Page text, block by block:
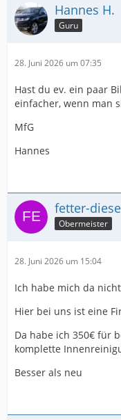
Hannes H.
Guru
28. Juni 2026 um 07:35
Hast du ev. ein paar
einfacher, wenn man
MfG
Hannes
fetter-
Obermeister
28. Juni 2026 um 15:04
Ich habe mich da
Hier bei uns ist eine
Da habe ich 350€ für
komplette
Besser als neu